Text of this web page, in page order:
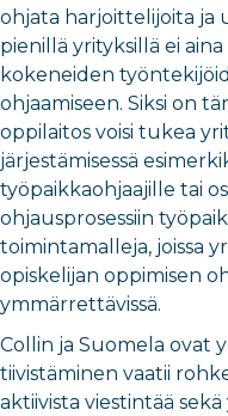
ohjata harjoittelijoita ja
pienillä yrityksillä ei
kokeneiden
ohjaamiseen. Siksi on
oppilaitos voisi tukea
järjestämisessä
työpaikkaohjaajille tai
ohjausprosessiin
toimintamalleja, joissa
opiskelijan oppimisen
ymmärrettävissä.
Collin ja Suomela ovat
tiivistäminen vaatii
aktiivista viestintää